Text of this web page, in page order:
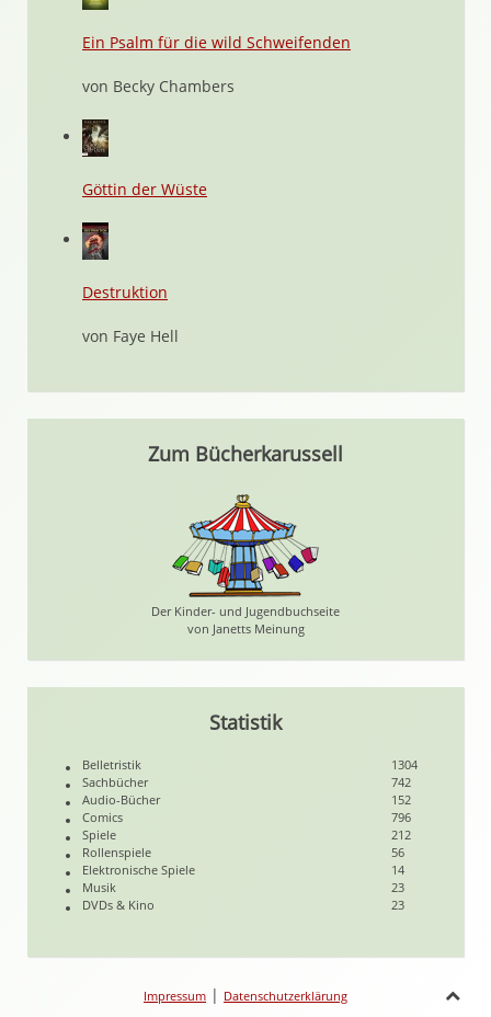
Ein Psalm für die wild Schweifenden
von Becky Chambers
Göttin der Wüste
Destruktion
von Faye Hell
Zum Bücherkarussell
Der Kinder- und Jugendbuchseite
von Janetts Meinung
Statistik
Belletristik
1304
Sachbücher
742
Audio-Bücher
152
Comics
796
Spiele
212
Rollenspiele
56
Elektronische Spiele
14
Musik
23
DVDs & Kino
23
Impressum | Datenschutzerklärung